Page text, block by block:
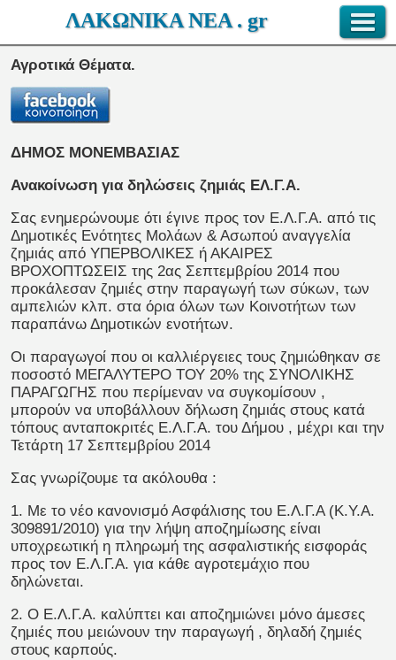
ΛΑΚΩΝΙΚΑ ΝΕΑ . gr
Αγροτικά Θέματα.
ΔΗΜΟΣ ΜΟΝΕΜΒΑΣΙΑΣ
Ανακοίνωση για δηλώσεις ζημιάς ΕΛ.Γ.Α.
Σας ενημερώνουμε ότι έγινε προς τον Ε.Λ.Γ.Α. από τις
Δημοτικές Ενότητες Μολάων & Ασωπού αναγγελία
ζημιάς από ΥΠΕΡΒΟΛΙΚΕΣ ή ΑΚΑΙΡΕΣ
ΒΡΟΧΟΠΤΩΣΕΙΣ της 2ας Σεπτεμβρίου 2014 που
προκάλεσαν ζημιές στην παραγωγή των σύκων, των
αμπελιών κλπ. στα όρια όλων των Κοινοτήτων των
παραπάνω Δημοτικών ενοτήτων.
Οι παραγωγοί που οι καλλιέργειες τους ζημιώθηκαν σε
ποσοστό ΜΕΓΑΛΥΤΕΡΟ ΤΟΥ 20% της ΣΥΝΟΛΙΚΗΣ
ΠΑΡΑΓΩΓΗΣ που περίμεναν να συγκομίσουν ,
μπορούν να υποβάλλουν δήλωση ζημιάς στους κατά
τόπους ανταποκριτές Ε.Λ.Γ.Α. του Δήμου , μέχρι και την
Τετάρτη 17 Σεπτεμβρίου 2014
Σας γνωρίζουμε τα ακόλουθα :
1. Με το νέο κανονισμό Ασφάλισης του Ε.Λ.Γ.Α (Κ.Υ.Α.
309891/2010) για την λήψη αποζημίωσης είναι
υποχρεωτική η πληρωμή της ασφαλιστικής εισφοράς
προς τον Ε.Λ.Γ.Α. για κάθε αγροτεμάχιο που
δηλώνεται.
2. Ο Ε.Λ.Γ.Α. καλύπτει και αποζημιώνει μόνο άμεσες
ζημιές που μειώνουν την παραγωγή , δηλαδή ζημιές
στους καρπούς.